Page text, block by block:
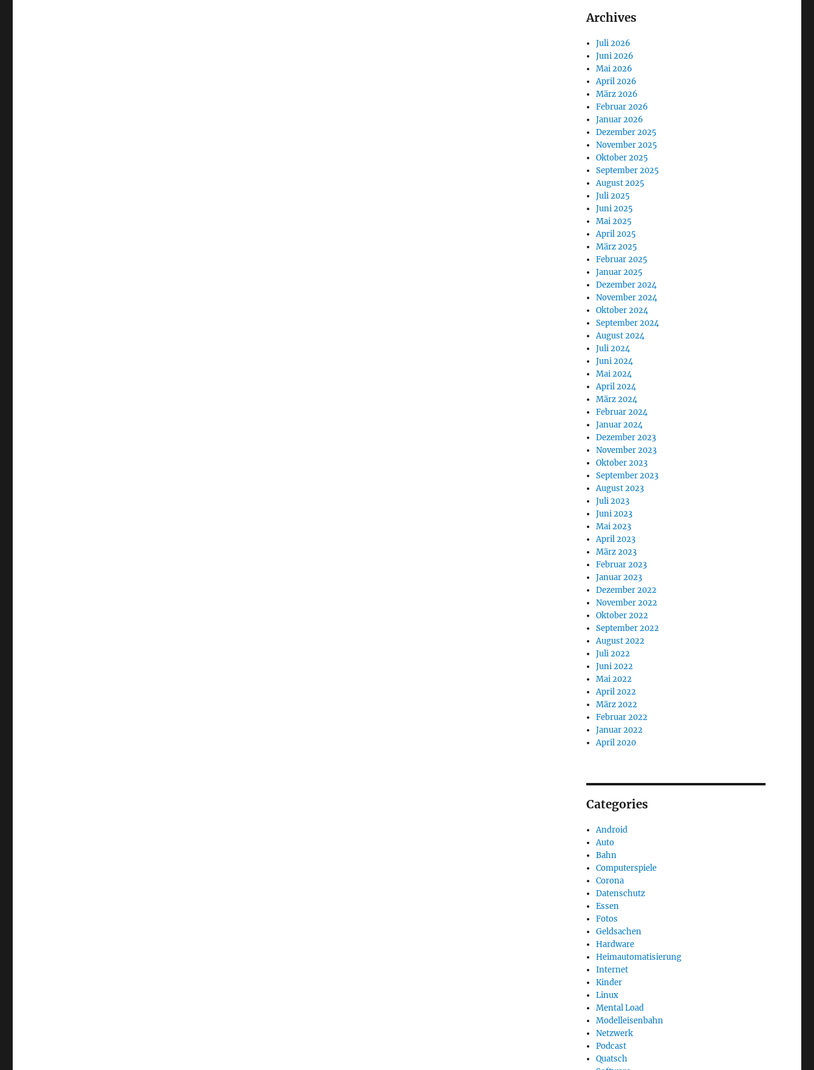
Archives
Juli 2026
Juni 2026
Mai 2026
April 2026
März 2026
Februar 2026
Januar 2026
Dezember 2025
November 2025
Oktober 2025
September 2025
August 2025
Juli 2025
Juni 2025
Mai 2025
April 2025
März 2025
Februar 2025
Januar 2025
Dezember 2024
November 2024
Oktober 2024
September 2024
August 2024
Juli 2024
Juni 2024
Mai 2024
April 2024
März 2024
Februar 2024
Januar 2024
Dezember 2023
November 2023
Oktober 2023
September 2023
August 2023
Juli 2023
Juni 2023
Mai 2023
April 2023
März 2023
Februar 2023
Januar 2023
Dezember 2022
November 2022
Oktober 2022
September 2022
August 2022
Juli 2022
Juni 2022
Mai 2022
April 2022
März 2022
Februar 2022
Januar 2022
April 2020
Categories
Android
Auto
Bahn
Computerspiele
Corona
Datenschutz
Essen
Fotos
Geldsachen
Hardware
Heimautomatisierung
Internet
Kinder
Linux
Mental Load
Modelleisenbahn
Netzwerk
Podcast
Quatsch